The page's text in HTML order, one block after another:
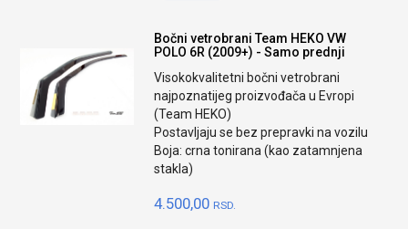
Bočni vetrobrani Team HEKO VW
POLO 6R (2009+) - Samo prednji
Visokokvalitetni bočni vetrobrani
najpoznatijeg proizvođača u Evropi
(Team HEKO)
Postavljaju se bez prepravki na vozilu
Boja: crna tonirana (kao zatamnjena
stakla)
4.500,00 RSD.